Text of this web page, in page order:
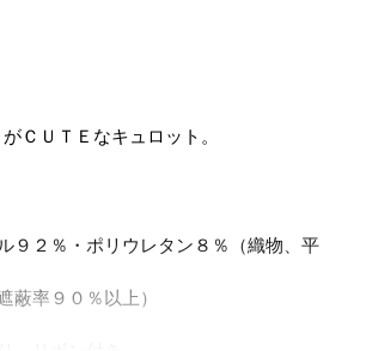
ＣＵＴＥなキュロット。
９２％・ポリウレタン８％（織物、平
蔽率９０％以上）